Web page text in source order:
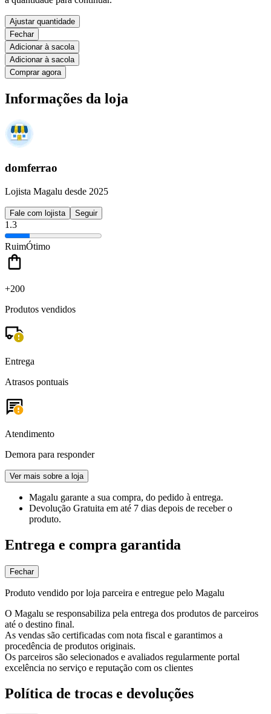
Ajustar quantidade
Fechar
Adicionar à sacola
Adicionar à sacola
Comprar agora
Informações da loja
domferrao
Lojista Magalu desde 2025
Fale com lojista Seguir
1.3
RuimÓtimo
+200
Produtos vendidos
Entrega
Atrasos pontuais
Atendimento
Demora para responder
Ver mais sobre a loja
Magalu garante a sua compra, do pedido à entrega.
Devolução Gratuita em até 7 dias depois de receber o
produto.
Entrega e compra garantida
Fechar
Produto vendido por loja parceira e entregue pelo Magalu
O Magalu se responsabiliza pela entrega dos produtos de parceiros
até o destino final.
As vendas são certificadas com nota fiscal e garantimos a
procedência de produtos originais.
Os parceiros são selecionados e avaliados regularmente portal
excelência no serviço e reputação com os clientes
Política de trocas e devoluções